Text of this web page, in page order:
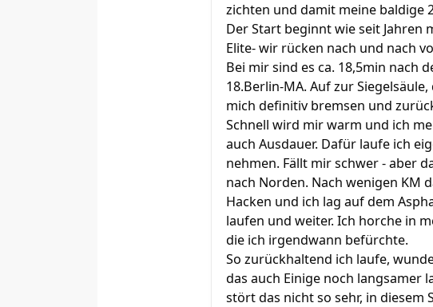
zichten und damit meine baldige
Der Start beginnt wie seit Jahren
Elite- wir rücken nach und nach
Bei mir sind es ca. 18,5min nach
18.Berlin-MA. Auf zur
mich definitiv bremsen und
Schnell wird mir warm und ich
auch Ausdauer. Dafür laufe ich
nehmen. Fällt mir schwer - aber
nach Norden. Nach wenigen KM
Hacken und ich lag auf dem
laufen und weiter. Ich horche in
die ich irgendwann befürchte.
So zurückhaltend ich laufe,
das auch Einige noch langsamer
stört das nicht so sehr, in diesem